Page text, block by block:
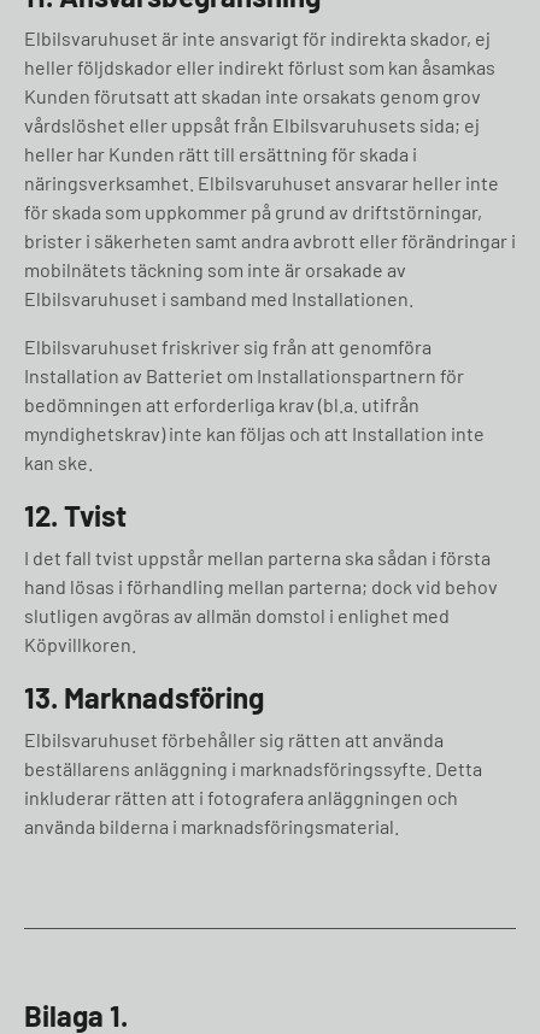
Elbilsvaruhuset är inte ansvarigt för indirekta skador, ej
heller följdskador eller indirekt förlust som kan åsamkas
Kunden förutsatt att skadan inte orsakats genom grov
vårdslöshet eller uppsåt från Elbilsvaruhusets sida; ej
heller har Kunden rätt till ersättning för skada i
näringsverksamhet. Elbilsvaruhuset ansvarar heller inte
för skada som uppkommer på grund av driftstörningar,
brister i säkerheten samt andra avbrott eller förändringar i
mobilnätets täckning som inte är orsakade av
Elbilsvaruhuset i samband med Installationen.
Elbilsvaruhuset friskriver sig från att genomföra
Installation av Batteriet om Installationspartnern för
bedömningen att erforderliga krav (bl.a. utifrån
myndighetskrav) inte kan följas och att Installation inte
kan ske.
12. Tvist
I det fall tvist uppstår mellan parterna ska sådan i första
hand lösas i förhandling mellan parterna; dock vid behov
slutligen avgöras av allmän domstol i enlighet med
Köpvillkoren.
13. Marknadsföring
Elbilsvaruhuset förbehåller sig rätten att använda
beställarens anläggning i marknadsföringssyfte. Detta
inkluderar rätten att i fotografera anläggningen och
använda bilderna i marknadsföringsmaterial.
Bilaga 1.